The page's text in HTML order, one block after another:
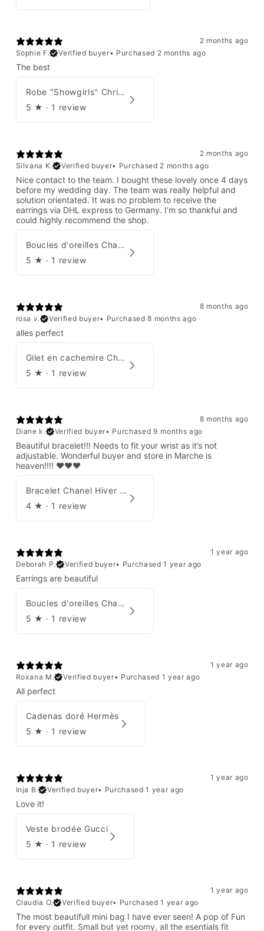
2 months ago
Sophie F.
Verified buyer• Purchased 2 months ago
The best
Robe "Showgirls" Christian Dior par John Galliano Été 2003
5 ★ · 1 review
2 months ago
Silvana K.
Verified buyer• Purchased 2 months ago
Nice contact to the team. I bought these lovely once 4 days
before my wedding day. The team was really helpful and
solution orientated. It was no problem to receive the
earrings via DHL express to Germany. I’m so thankful and
could highly recommend the shop.
Boucles d'oreilles Chanel par Karl Lagerfeld 2008
5 ★ · 1 review
8 months ago
rosa v.
Verified buyer• Purchased 8 months ago
alles perfect
Gilet en cachemire Chanel Automne 1995
5 ★ · 1 review
8 months ago
Diane k.
Verified buyer• Purchased 9 months ago
Beautiful bracelet!!! Needs to fit your wrist as it’s not
adjustable. Wonderful buyer and store in Marche is
heaven!!!! ❤️❤️❤️
Bracelet Chanel Hiver 1997
4 ★ · 1 review
1 year ago
Deborah P.
Verified buyer• Purchased 1 year ago
Earrings are beautiful
Boucles d'oreilles Chanel 2001
5 ★ · 1 review
1 year ago
Roxana M.
Verified buyer• Purchased 1 year ago
All perfect
Cadenas doré Hermès
5 ★ · 1 review
1 year ago
Inja B.
Verified buyer• Purchased 1 year ago
Love it!
Veste brodée Gucci
5 ★ · 1 review
1 year ago
Claudia O.
Verified buyer• Purchased 1 year ago
The most beautifull mini bag I have ever seen! A pop of Fun
for every outfit. Small but yet roomy, all the esentials fit